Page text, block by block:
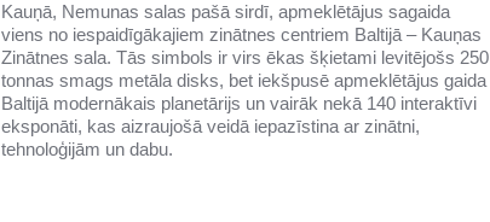
Kauņā, Nemunas salas pašā sirdī, apmeklētājus sagaida
viens no iespaidīgākajiem zinātnes centriem Baltijā – Kauņas
Zinātnes sala. Tās simbols ir virs ēkas šķietami levitējošs 250
tonnas smags metāla disks, bet iekšpusē apmeklētājus gaida
Baltijā modernākais planetārijs un vairāk nekā 140 interaktīvi
eksponāti, kas aizraujošā veidā iepazīstina ar zinātni,
tehnoloģijām un dabu.